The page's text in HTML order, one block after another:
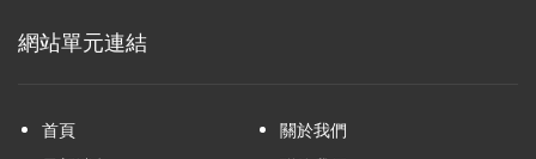
網站單元連結
首頁
關於我們